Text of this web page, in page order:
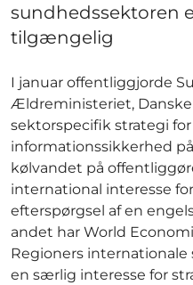
sundhedssektoren
tilgængelig
I januar offentliggjorde
Ældreministeriet, Danske
sektorspecifik strategi
informationssikkerhed
kølvandet på
international interesse
efterspørgsel af en
andet har World
Regioners
en særlig interesse for